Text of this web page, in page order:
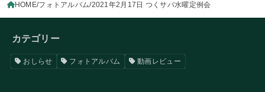
HOME フォトアルバム 2021年2月17日 つくサバ水曜定例会
カテゴリー
おしらせ フォトアルバム 動画レビュー